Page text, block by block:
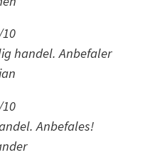
handel. Anbefaler
Anbefales!